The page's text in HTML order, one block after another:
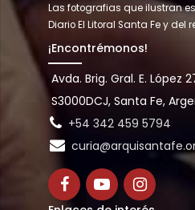
Las fotografias que ilustran
Diario El Litoral Santa Fe y del
¡Encontrémonos!
Avda. Brig. Gral. E. López
S3000DCJ, Santa Fe,
+54 342 459 5794